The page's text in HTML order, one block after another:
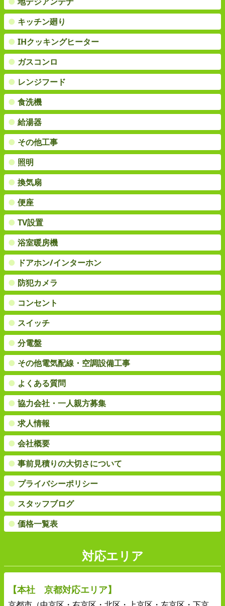
● キッチン廻り
● IHクッキングヒーター
● ガスコンロ
● レンジフード
● 食洗機
● 給湯器
● その他工事
● 照明
● 換気扇
● 便座
● TV設置
● 浴室暖房機
● ドアホン/インターホン
● 防犯カメラ
● コンセント
● スイッチ
● 分電盤
● その他電気配線・空調設備工事
● よくある質問
● 協力会社・一人親方募集
● 求人情報
● 会社概要
● 事前見積りの大切さについて
● プライバシーポリシー
● スタッフブログ
● 価格一覧表
対応エリア
【本社 京都対応エリア】